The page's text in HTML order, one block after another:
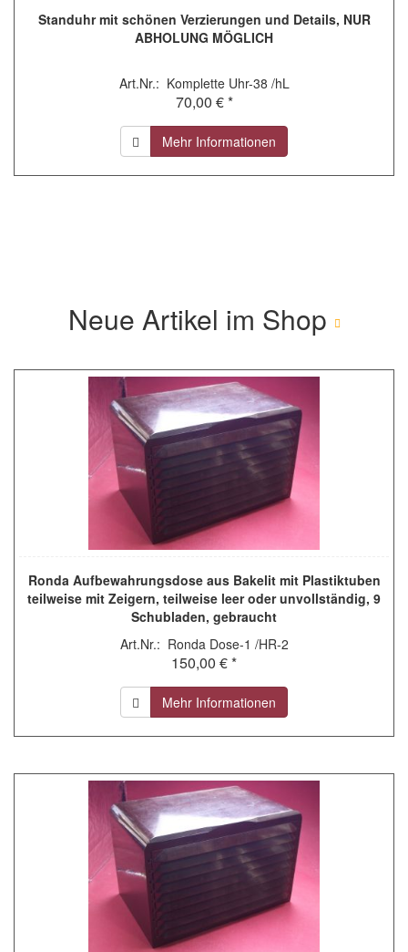
Standuhr mit schönen Verzierungen und Details, NUR
ABHOLUNG MÖGLICH
Art.Nr.: Komplette Uhr-38 /hL
70,00 € *
Mehr Informationen
Neue Artikel im Shop
Ronda Aufbewahrungsdose aus Bakelit mit Plastiktuben
teilweise mit Zeigern, teilweise leer oder unvollständig, 9
Schubladen, gebraucht
Art.Nr.: Ronda Dose-1 /HR-2
150,00 € *
Mehr Informationen